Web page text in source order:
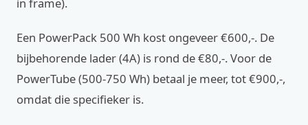
Een PowerPack 500 Wh kost ongeveer €600,-. De
bijbehorende lader (4A) is rond de €80,-. Voor de
PowerTube (500-750 Wh) betaal je meer, tot €900,-,
omdat die specifieker is.